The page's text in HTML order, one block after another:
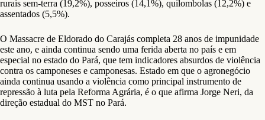
rurais sem-terra (19,2%), posseiros (14,1%), quilombolas (12,2%) e
assentados (5,5%).
O Massacre de Eldorado do Carajás completa 28 anos de impunidade
este ano, e ainda continua sendo uma ferida aberta no país e em
especial no estado do Pará, que tem indicadores absurdos de violência
contra os camponeses e camponesas. Estado em que o agronegócio
ainda continua usando a violência como principal instrumento de
repressão à luta pela Reforma Agrária, é o que afirma Jorge Neri, da
direção estadual do MST no Pará.